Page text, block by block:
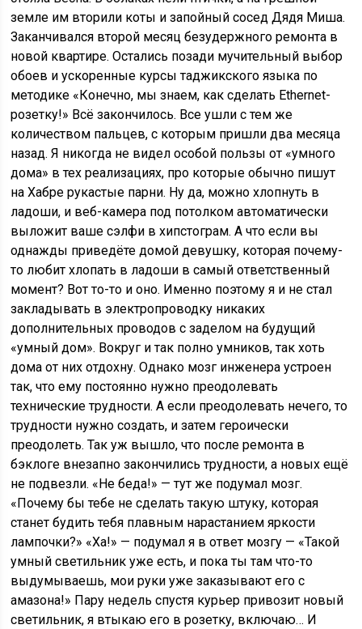
земле им вторили коты и запойный сосед Дядя Миша.
Заканчивался второй месяц безудержного ремонта в
новой квартире. Остались позади мучительный выбор
обоев и ускоренные курсы таджикского языка по
методике «Конечно, мы знаем, как сделать Ethernet-
розетку!» Всё закончилось. Все ушли с тем же
количеством пальцев, с которым пришли два месяца
назад. Я никогда не видел особой пользы от «умного
дома» в тех реализациях, про которые обычно пишут
на Хабре рукастые парни. Ну да, можно хлопнуть в
ладоши, и веб-камера под потолком автоматически
выложит ваше сэлфи в хипстограм. А что если вы
однажды приведёте домой девушку, которая почему-
то любит хлопать в ладоши в самый ответственный
момент? Вот то-то и оно. Именно поэтому я и не стал
закладывать в электропроводку никаких
дополнительных проводов с заделом на будущий
«умный дом». Вокруг и так полно умников, так хоть
дома от них отдохну. Однако мозг инженера устроен
так, что ему постоянно нужно преодолевать
технические трудности. А если преодолевать нечего, то
трудности нужно создать, и затем героически
преодолеть. Так уж вышло, что после ремонта в
бэклоге внезапно закончились трудности, а новых ещё
не подвезли. «Не беда!» — тут же подумал мозг.
«Почему бы тебе не сделать такую штуку, которая
станет будить тебя плавным нарастанием яркости
лампочки?» «Ха!» — подумал я в ответ мозгу — «Такой
умный светильник уже есть, и пока ты там что-то
выдумываешь, мои руки уже заказывают его с
амазона!» Пару недель спустя курьер привозит новый
светильник, я втыкаю его в розетку, включаю… И